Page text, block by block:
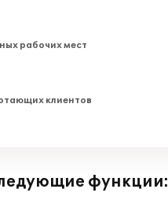
рабочих мест
клиентов
функции: